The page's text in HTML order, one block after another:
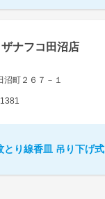
ナフコ田沼店
町２６７－１
とり線香皿 吊り下げ式